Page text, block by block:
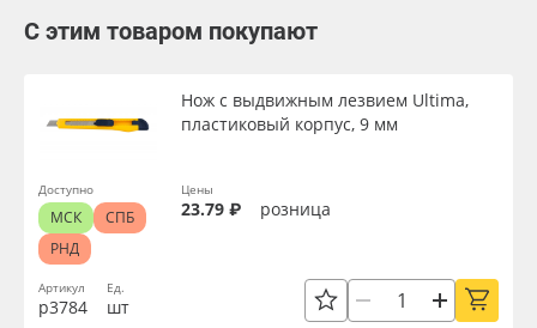
С этим товаром покупают
Артикул
р3784
Нож с выдвижным лезвием Ultima,
пластиковый корпус, 9 мм
Ед.
шт
Цены
23.79 ₽ розница
Доступно
МСК
СПБ
РНД